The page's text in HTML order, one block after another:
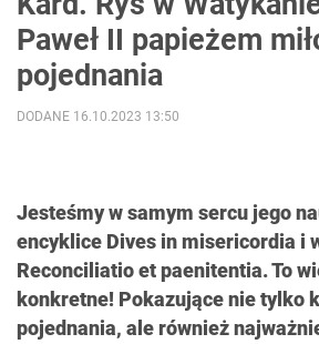
Paweł II papieżem
pojednania
Jesteśmy w samym sercu jego
encyklice Dives in misericordia i
Reconciliatio et paenitentia. To
konkretne! Pokazujące nie tylko
pojednania, ale również
DODANE 16.10.2023 13:50